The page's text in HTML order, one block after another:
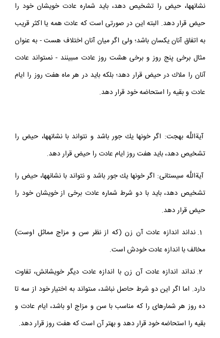
نشانه‏ها، حيض را تشخيص دهد، بايد شماره عادت خويشان خود را
حيض قرار دهد. البته اين در صورتى است كه عادت همه يا اكثر قريب
به اتفاق آنان يكسان باشد؛ ولى اگر ميان آنان اختلاف هست - به عنوان
مثال برخى پنج روز و برخى هشت روز عادت مى‏بينند - نمى‏تواند عادت
آنان را ملاك در حيض قرار دهد؛ بلكه بايد در هر ماه هفت روز را ايام
عادت و بقيه را استحاضه خود قرار دهد.
آيةاللَّه بهجت: اگر خون‏ها يك جور باشد و نتواند با نشانه‏ها، حيض را
تشخيص دهد، بايد هفت روز ايام عادت را حيض قرار دهد.
آيةاللَّه سيستانى: اگر خون‏ها يك جور باشد و نتواند با نشانه‏ها، حيض را
تشخيص دهد، بايد با دو شرط شماره عادت برخى از خويشان خود را
حيض قرار دهد.
1. نداند اندازه عادت آن زن (كه از نظر سن و مزاج مماثل اوست)
مخالف با اندازه عادت خودش است.
2. نداند اندازه عادت آن زن با اندازه عادت ديگر خويشانش، تفاوت
دارد. اما اگر اين دو شرط حاصل نباشد، مى‏تواند به اختيار خود از سه تا
ده روز هر شماره‏اى را كه مناسب با سن و مزاج او باشد، ايام عادت و
بقيه را استحاضه خود قرار دهد و بهتر آن است كه هفت روز قرار دهد.